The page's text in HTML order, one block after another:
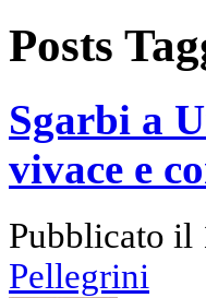
Posts
Sgarbi a
vivace e
Pubblicato il
Pellegrini